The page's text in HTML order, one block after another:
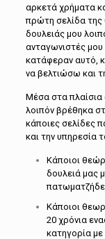
αρκετά χρήματα
πρώτη σελίδα της
δουλειάς μου
ανταγωνιστές
κατάφεραν αυτό,
να βελτιώσω και
Μέσα στα πλαίσια
λοιπόν βρέθηκα
κάποιες σελίδες
και την υπηρεσία
Κάποιοι
δουλειά μας
Κάποιοι
20 χρόνια
κατηγορία με